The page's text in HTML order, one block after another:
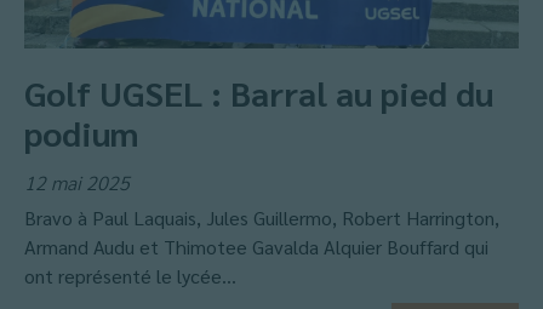
Golf UGSEL : Barral au pied du
podium
12 mai 2025
Bravo à Paul Laquais, Jules Guillermo, Robert Harrington,
Armand Audu et Thimotee Gavalda Alquier Bouffard qui
ont représenté le lycée...